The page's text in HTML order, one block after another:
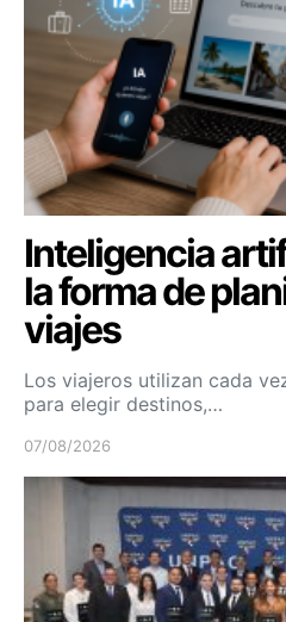
Inteligencia
la forma de
viajes
Los viajeros utilizan cada
para elegir destinos,…
07/08/2026